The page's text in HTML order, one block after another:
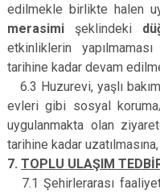
edilmekle birlikte halen
merasimi şeklindeki
etkinliklerin
tarihine kadar devam
6.3 Huzurevi, yaşlı
evleri gibi sosyal
uygulanmakta olan
tarihine kadar uzatılmasına,
7. TOPLU ULAŞIM
7.1 Şehirlerarası faaliyet